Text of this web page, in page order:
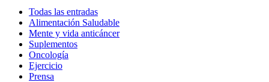
Todas las entradas
Alimentación Saludable
Mente y vida anticáncer
Suplementos
Oncología
Ejercicio
Prensa